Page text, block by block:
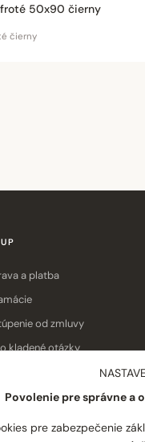
50x90 čierny
čierny
a platba
od zmluvy
kladené otázky
Povolenie pre správne a
pre zabezpečenie